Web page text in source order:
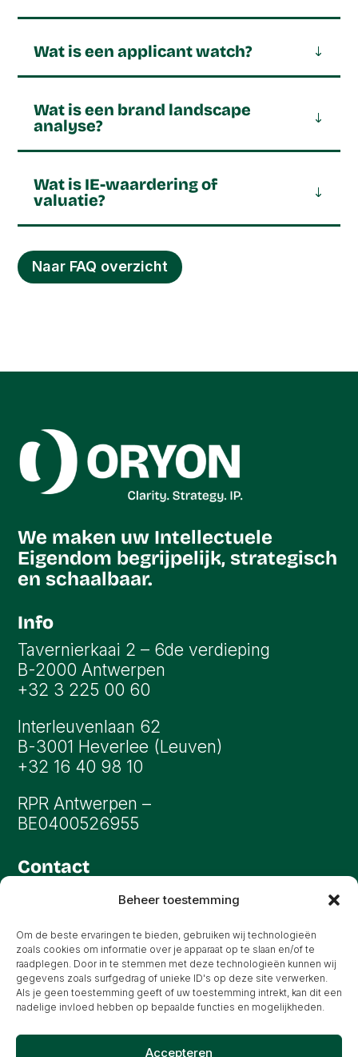
Beheer toestemming
Om de beste ervaringen te bieden, gebruiken wij technologieën
zoals cookies om informatie over je apparaat op te slaan en/of te
raadplegen. Door in te stemmen met deze technologieën kunnen wij
gegevens zoals surfgedrag of unieke ID's op deze site verwerken.
Als je geen toestemming geeft of uw toestemming intrekt, kan dit een
nadelige invloed hebben op bepaalde functies en mogelijkheden.
Accepteren
Wat is een applicant watch?
Wat is een brand landscape
analyse?
Wat is IE-waardering of
valuatie?
Naar FAQ overzicht
We maken uw Intellectuele
Eigendom begrijpelijk, strategisch
en schaalbaar.
Info
Tavernierkaai 2 – 6de verdieping
B-2000 Antwerpen
+32 3 225 00 60
Interleuvenlaan 62
B-3001 Heverlee (Leuven)
+32 16 40 98 10
RPR Antwerpen –
BE0400526955
Contact
info@oryon.be
All rights reserved
Privacybeleid